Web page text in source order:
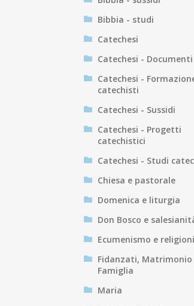
Bibbia - studi
Catechesi
Catechesi - Documenti
Catechesi -
catechisti
Catechesi - Sussidi
Catechesi - Progetti
catechistici
Catechesi - Studi
Chiesa e pastorale
Domenica e liturgia
Don Bosco e
Ecumenismo e religioni
Fidanzati, Matrimonio
Famiglia
Maria